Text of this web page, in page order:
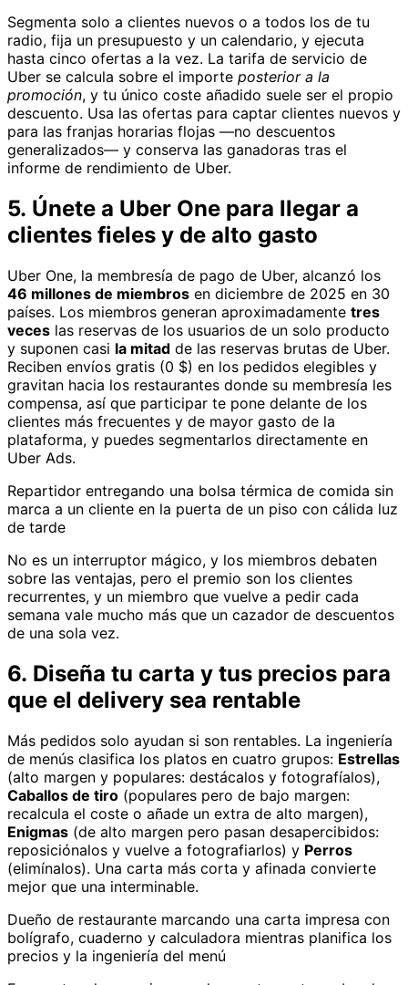
Segmenta solo a clientes nuevos o a todos los de tu
radio, fija un presupuesto y un calendario, y ejecuta
hasta cinco ofertas a la vez. La tarifa de servicio de
Uber se calcula sobre el importe posterior a la
promoción, y tu único coste añadido suele ser el propio
descuento. Usa las ofertas para captar clientes nuevos y
para las franjas horarias flojas —no descuentos
generalizados— y conserva las ganadoras tras el
informe de rendimiento de Uber.
5. Únete a Uber One para llegar a
clientes fieles y de alto gasto
Uber One, la membresía de pago de Uber, alcanzó los
46 millones de miembros en diciembre de 2025 en 30
países. Los miembros generan aproximadamente tres
veces las reservas de los usuarios de un solo producto
y suponen casi la mitad de las reservas brutas de Uber.
Reciben envíos gratis (0 $) en los pedidos elegibles y
gravitan hacia los restaurantes donde su membresía les
compensa, así que participar te pone delante de los
clientes más frecuentes y de mayor gasto de la
plataforma, y puedes segmentarlos directamente en
Uber Ads.
Repartidor entregando una bolsa térmica de comida sin
marca a un cliente en la puerta de un piso con cálida luz
de tarde
No es un interruptor mágico, y los miembros debaten
sobre las ventajas, pero el premio son los clientes
recurrentes, y un miembro que vuelve a pedir cada
semana vale mucho más que un cazador de descuentos
de una sola vez.
6. Diseña tu carta y tus precios para
que el delivery sea rentable
Más pedidos solo ayudan si son rentables. La ingeniería
de menús clasifica los platos en cuatro grupos: Estrellas
(alto margen y populares: destácalos y fotografíalos),
Caballos de tiro (populares pero de bajo margen:
recalcula el coste o añade un extra de alto margen),
Enigmas (de alto margen pero pasan desapercibidos:
reposiciónalos y vuelve a fotografiarlos) y Perros
(elimínalos). Una carta más corta y afinada convierte
mejor que una interminable.
Dueño de restaurante marcando una carta impresa con
bolígrafo, cuaderno y calculadora mientras planifica los
precios y la ingeniería del menú